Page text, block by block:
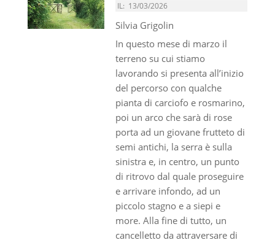
IL: 13/03/2026
Silvia Grigolin
In questo mese di marzo il
terreno su cui stiamo
lavorando si presenta all’inizio
del percorso con qualche
pianta di carciofo e rosmarino,
poi un arco che sarà di rose
porta ad un giovane frutteto di
semi antichi, la serra è sulla
sinistra e, in centro, un punto
di ritrovo dal quale proseguire
e arrivare infondo, ad un
piccolo stagno e a siepi e
more. Alla fine di tutto, un
cancelletto da attraversare di